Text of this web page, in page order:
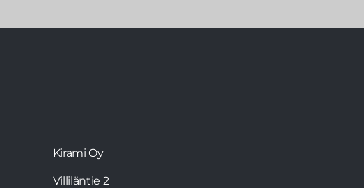
Kirami Oy
Villiläntie 2